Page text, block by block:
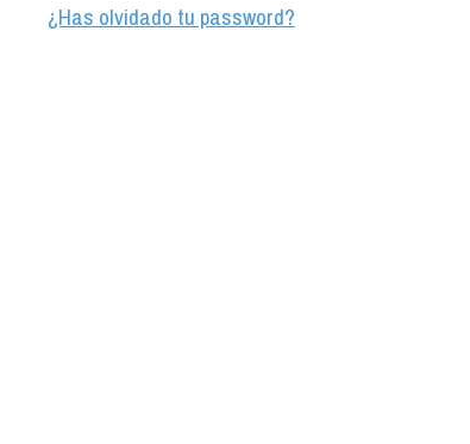
¿Has olvidado tu password?